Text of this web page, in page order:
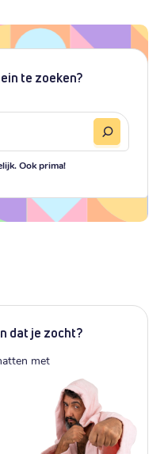
te zoeken?
Ook prima!
dat je zocht?
met